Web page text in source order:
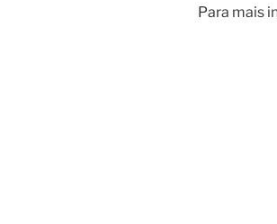
Para mais